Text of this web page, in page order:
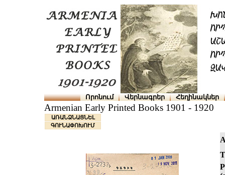
Որոնում Վերնագրեր Հեղինակներ
Armenian Early Printed Books 1901 - 1920
ԱՌԱՆՁՆԱՑՆԵԼ
ԳՈՒՆԱՓՈԽՈՒՄ